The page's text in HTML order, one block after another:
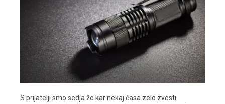
S prijatelji smo sedja že kar nekaj časa zelo zvesti